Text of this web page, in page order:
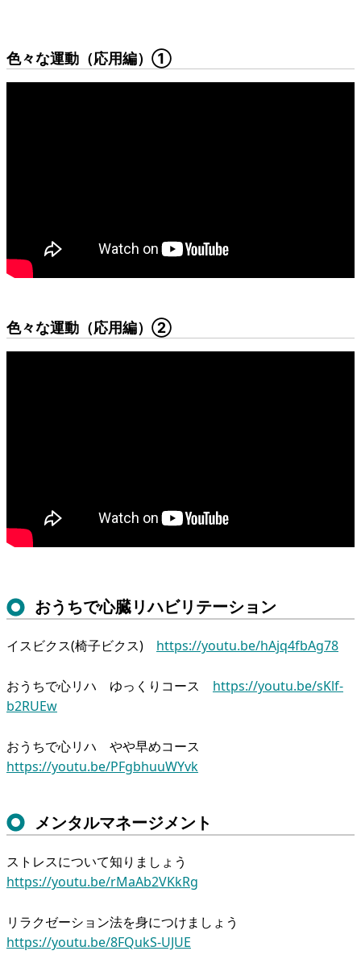
色々な運動（応用編）①
色々な運動（応用編）②
おうちで心臓リハビリテーション
イスビクス(椅子ビクス) https://youtu.be/hAjq4fbAg78
おうちで心リハ ゆっくりコース https://youtu.be/sKlf-
b2RUEw
おうちで心リハ やや早めコース
https://youtu.be/PFgbhuuWYvk
メンタルマネージメント
ストレスについて知りましょう
https://youtu.be/rMaAb2VKkRg
リラクゼーション法を身につけましょう
https://youtu.be/8FQukS-UJUE